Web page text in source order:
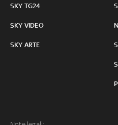
SKY TG24
SKY VIDEO
SKY ARTE